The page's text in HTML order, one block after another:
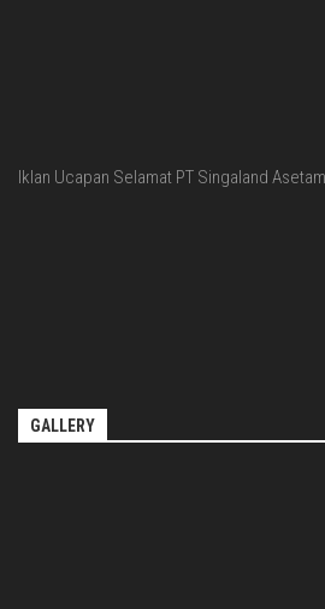
Iklan Ucapan Selamat PT Singaland
GALLERY